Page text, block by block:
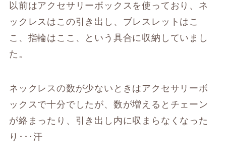
以前はアクセサリーボックスを使っており、ネ
ックレスはこの引き出し、ブレスレットはこ
こ、指輪はここ、という具合に収納していまし
た。
ネックレスの数が少ないときはアクセサリーボ
ックスで十分でしたが、数が増えるとチェーン
が絡まったり、引き出し内に収まらなくなった
り･･･汗